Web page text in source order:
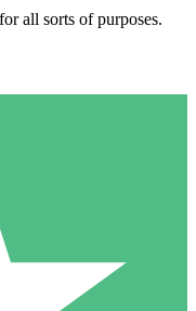
all sorts of purposes.